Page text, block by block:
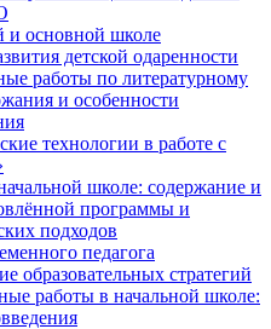
и основной школе
детской одаренности
работы по литературному
и особенности
технологии в работе с
школе: содержание и
программы и
подходов
педагога
образовательных стратегий
работы в начальной школе: